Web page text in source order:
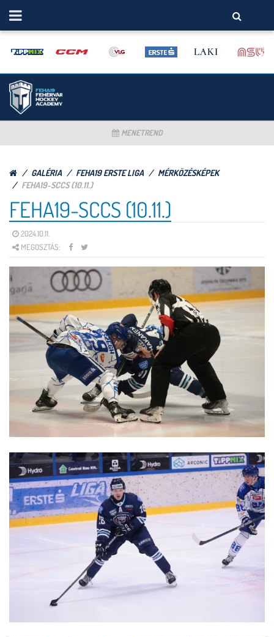
MENETREND
GALÉRIA FEHA19 ERSTE LIGA
MÉRKÖZÉSKÉPEK
FEHA19-SCCS (10.11.)
FEHA19-SCCS (10.11.)
2024.10.11.
MEGOSZTÁS: